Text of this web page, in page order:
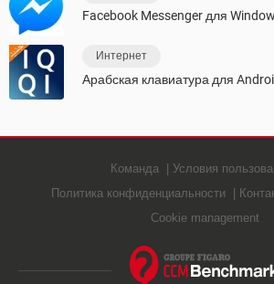
Facebook Messenger для
Интернет
Арабская клавиатура для
Команда
Условия
Политика конфиденциальности
Cookie management